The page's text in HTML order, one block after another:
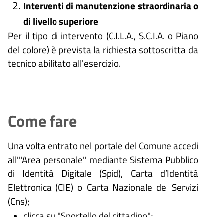
Interventi di manutenzione straordinaria o
di livello superiore
Per il tipo di intervento (C.I.L.A., S.C.I.A. o Piano
del colore) è prevista la richiesta sottoscritta da
tecnico abilitato all'esercizio.
Come fare
Una volta entrato nel portale del Comune accedi
all'"Area personale" mediante Sistema Pubblico
di Identità Digitale (Spid), Carta d’Identità
Elettronica (CIE) o Carta Nazionale dei Servizi
(Cns);